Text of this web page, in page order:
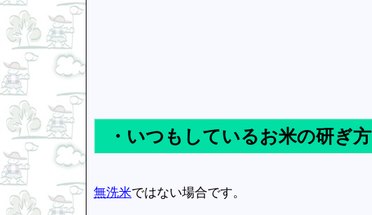
・いつもしているお米の研ぎ方
無洗米ではない場合です。